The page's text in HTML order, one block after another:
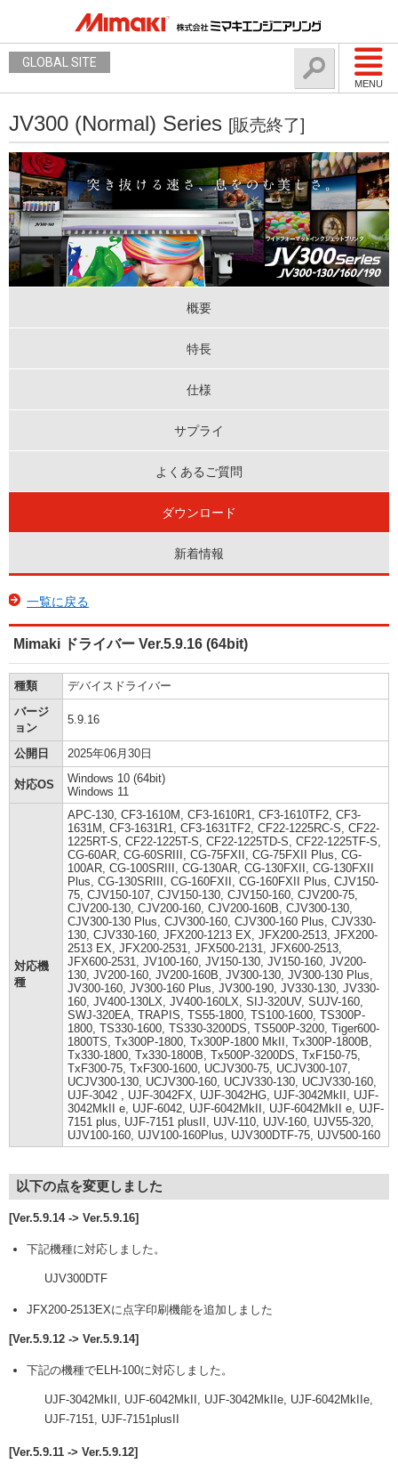
MENU
GLOBAL SITE
JV300 (Normal) Series [販売終了]
概要
特長
仕様
サプライ
よくあるご質問
ダウンロード
新着情報
一覧に戻る
Mimaki ドライバー Ver.5.9.16 (64bit)
種類
デバイスドライバー
バージ
ョン
5.9.16
公開日 2025年06月30日
対応OS
Windows 10 (64bit)
Windows 11
対応機
種
APC-130, CF3-1610M, CF3-1610R1, CF3-1610TF2, CF3-
1631M, CF3-1631R1, CF3-1631TF2, CF22-1225RC-S, CF22-
1225RT-S, CF22-1225T-S, CF22-1225TD-S, CF22-1225TF-S,
CG-60AR, CG-60SRIII, CG-75FXII, CG-75FXII Plus, CG-
100AR, CG-100SRIII, CG-130AR, CG-130FXII, CG-130FXII
Plus, CG-130SRIII, CG-160FXII, CG-160FXII Plus, CJV150-
75, CJV150-107, CJV150-130, CJV150-160, CJV200-75,
CJV200-130, CJV200-160, CJV200-160B, CJV300-130,
CJV300-130 Plus, CJV300-160, CJV300-160 Plus, CJV330-
130, CJV330-160, JFX200-1213 EX, JFX200-2513, JFX200-
2513 EX, JFX200-2531, JFX500-2131, JFX600-2513,
JFX600-2531, JV100-160, JV150-130, JV150-160, JV200-
130, JV200-160, JV200-160B, JV300-130, JV300-130 Plus,
JV300-160, JV300-160 Plus, JV300-190, JV330-130, JV330-
160, JV400-130LX, JV400-160LX, SIJ-320UV, SUJV-160,
SWJ-320EA, TRAPIS, TS55-1800, TS100-1600, TS300P-
1800, TS330-1600, TS330-3200DS, TS500P-3200, Tiger600-
1800TS, Tx300P-1800, Tx300P-1800 MkII, Tx300P-1800B,
Tx330-1800, Tx330-1800B, Tx500P-3200DS, TxF150-75,
TxF300-75, TxF300-1600, UCJV300-75, UCJV300-107,
UCJV300-130, UCJV300-160, UCJV330-130, UCJV330-160,
UJF-3042 , UJF-3042FX, UJF-3042HG, UJF-3042MkII, UJF-
3042MkII e, UJF-6042, UJF-6042MkII, UJF-6042MkII e, UJF-
7151 plus, UJF-7151 plusII, UJV-110, UJV-160, UJV55-320,
UJV100-160, UJV100-160Plus, UJV300DTF-75, UJV500-160
以下の点を変更しました
[Ver.5.9.14 -> Ver.5.9.16]
下記機種に対応しました。
UJV300DTF
JFX200-2513EXに点字印刷機能を追加しました
[Ver.5.9.12 -> Ver.5.9.14]
下記の機種でELH-100に対応しました。
UJF-3042MkII, UJF-6042MkII, UJF-3042MkIIe, UJF-6042MkIIe,
UJF-7151, UJF-7151plusII
[Ver.5.9.11 -> Ver.5.9.12]